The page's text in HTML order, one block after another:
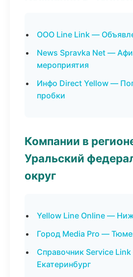
ООО Line Link —
News Spravka Net —
мероприятия
Инфо Direct Yellow —
пробки
Компании в
Уральский
округ
Yellow Line Online —
Город Media Pro —
Справочник Service
Екатеринбург